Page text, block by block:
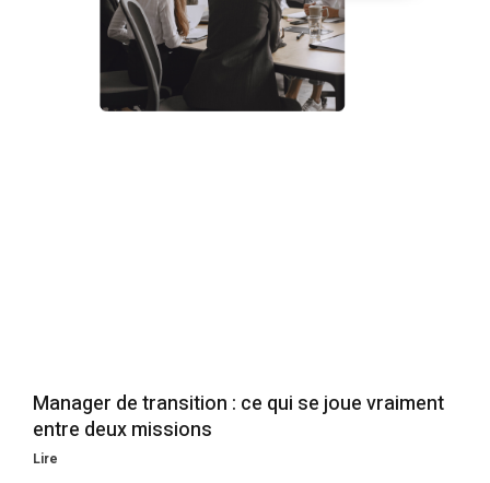
Manager de transition : ce qui se joue vraiment
entre deux missions
Lire